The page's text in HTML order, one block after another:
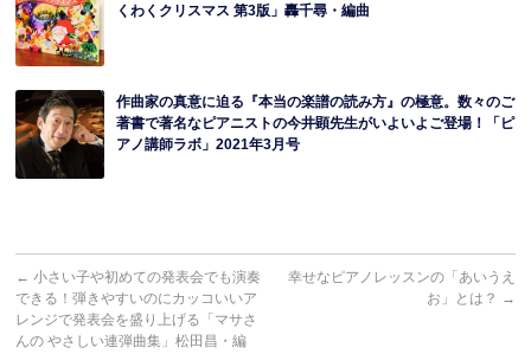
くわくクリスマス 第3版」轟千尋・編曲
作曲家の真意に迫る『本当の楽譜の読み方』の極意。数々のご
著書で著名なピアニストの今井顕先生がいよいよご登場！「ピ
アノ講師ラボ」2021年3月号
← 小さい子や初めての発表会でも演奏
できる！弾きやすいのにカッコいいア
レンジで発表会を盛り上げる「マサさ
んの やさしい連弾曲集」松田昌・編
幸せなピアノレッスンの「あいうえ
お」とは？ →